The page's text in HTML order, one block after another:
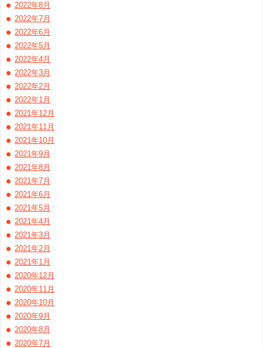
2022年8月
2022年7月
2022年6月
2022年5月
2022年4月
2022年3月
2022年2月
2022年1月
2021年12月
2021年11月
2021年10月
2021年9月
2021年8月
2021年7月
2021年6月
2021年5月
2021年4月
2021年3月
2021年2月
2021年1月
2020年12月
2020年11月
2020年10月
2020年9月
2020年8月
2020年7月